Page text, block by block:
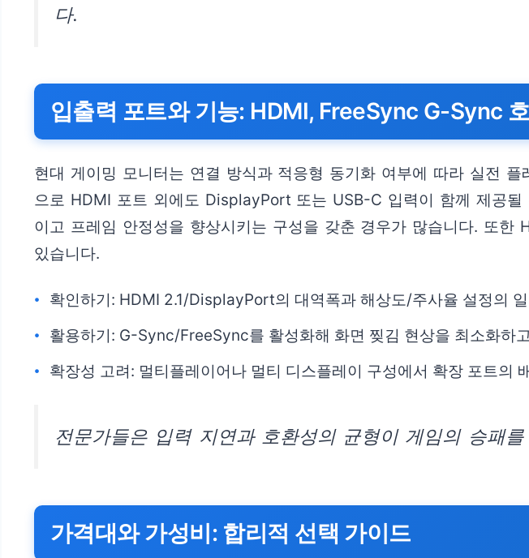
다.
입출력 포트와 기능: HDMI, FreeSync G-Sync
현대 게이밍 모니터는 연결 방식과 적응형 동기화 여부에 따라 실전
으로 HDMI 포트 외에도 DisplayPort 또는 USB-C 입력이 함께 제공
이고 프레임 안정성을 향상시키는 구성을 갖춘 경우가 많습니다. 또
있습니다.
확인하기: HDMI 2.1/DisplayPort의 대역폭과 해상도/주사율 설정의
활용하기: G-Sync/FreeSync를 활성화해 화면 찢김 현상을 최소화하
확장성 고려: 멀티플레이어나 멀티 디스플레이 구성에서 확장 포트의
전문가들은 입력 지연과 호환성의 균형이 게임의 승패
가격대와 가성비: 합리적 선택 가이드